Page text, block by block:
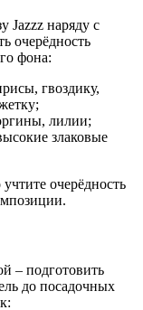
Jazzz наряду с
очерёдность
фона:
гвоздику,
лилии;
злаковые
очерёдность
– подготовить
до посадочных